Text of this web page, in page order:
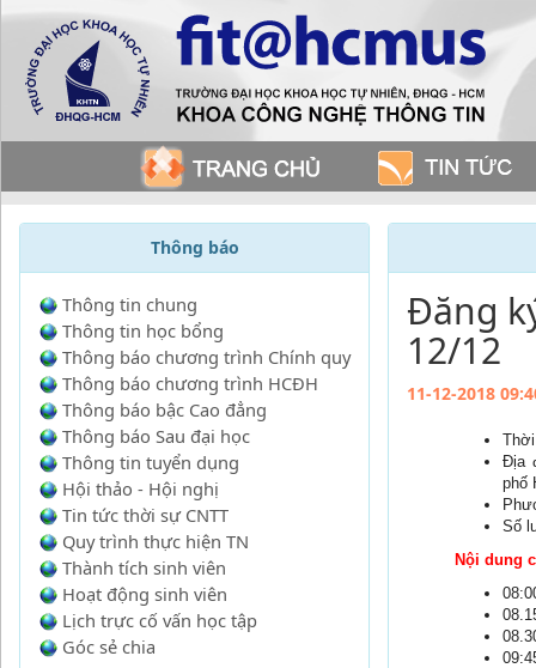
Thông báo
Thông tin chung
Thông tin học bổng
Thông báo chương trình Chính quy
Thông báo chương trình HCĐH
Thông báo bậc Cao đẳng
Thông báo Sau đại học
Thông tin tuyển dụng
Hội thảo - Hội nghị
Tin tức thời sự CNTT
Quy trình thực hiện TN
Thành tích sinh viên
Hoạt động sinh viên
Lịch trực cố vấn học tập
Góc sẻ chia
Đăng
12/12
11-12-2018
Địa
phố
Số
Nội dung